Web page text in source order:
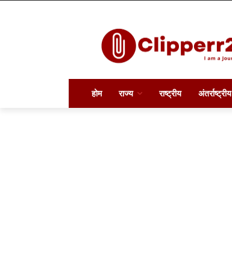
होम राज्य राष्ट्रीय अंतर्राष्ट्रीय